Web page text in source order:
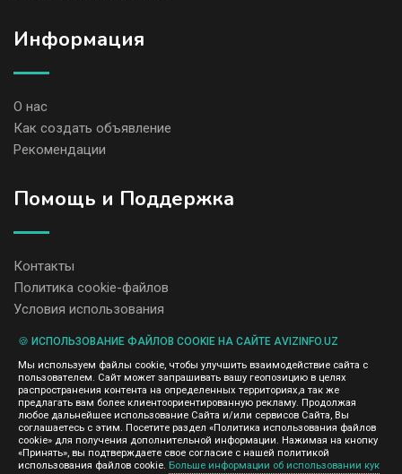
Информация
О нас
Как создать объявление
Рекомендации
Помощь и Поддержка
Контакты
Политика cookie-файлов
Условия использования
содержание размещенных объявлений.
Мы ценим конфиденциальность наших пользователей. Мы не
передаем и не продаем личную информацию зарегистрированных
пользователей AvizInfo.uz третьим лицам. Мы не отвечаем за
правила конфиденциальности сайтов на которые ссылается
AvizInfo.uz. На некоторых страницах нашего сайта представлена
реклама Google Adsense Advertising Network. Чтобы узнать
подробней о правилах конфиденциальности Googleнажмите тут
🍪 ИСПОЛЬЗОВАНИЕ ФАЙЛОВ COOKIE НА САЙТЕ AVIZINFO.UZ
Мы используем файлы cookie, чтобы улучшить взаимодействие сайта с
пользователем. Сайт может запрашивать вашу геопозицию в целях
распространения контента на определенных территориях,а так же
предлагать вам более клиентоориентированную рекламу. Продолжая
любое дальнейшее использование Сайта и/или сервисов Сайта, Вы
соглашаетесь с этим. Посетите раздел «Политика использования файлов
cookie» для получения дополнительной информации. Нажимая на кнопку
«Принять», вы подтверждаете свое согласие с нашей политикой
использования файлов cookie. Больше информации об использовании кук